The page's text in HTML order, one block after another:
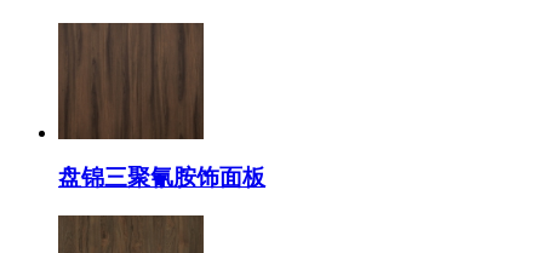
盘锦三聚氰胺饰面板